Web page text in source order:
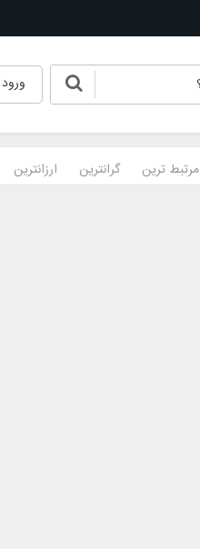
ورود
مرتبط ترین گرانترین ارزانترین